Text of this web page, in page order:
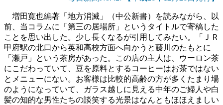
増田寛也編著「地方消滅」（中公新書）を読みながら、以
前、当コラムに「第三の居場所」というタイトルで寄稿した
ことを思い出した。少し長くなるが引用してみたい。「ＪＲ
甲府駅の北口から英和高校方面へ向かうと藤川のたもとに
「瀬戸」という茶房があった。この店の主人は、ウーロン茶
にこだわっていて、豆を原料とするコーヒーはお茶ではない
とメニューにない。お客様は比較的高齢の方が多くたまり場
のようになっていて、ガラス越しに見える中年のご婦人や白
髪の知的な男性たちの談笑する光景はなんともほほえましい